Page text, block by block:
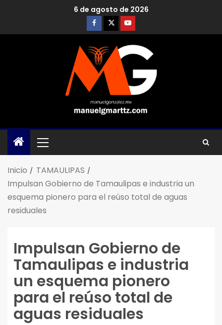
6 de agosto de 2026
Inicio
TAMAULIPAS
Impulsan Gobierno de Tamaulipas e industria un
esquema pionero para el reúso total de aguas
residuales
Impulsan Gobierno de
Tamaulipas e industria
un esquema pionero
para el reúso total de
aguas residuales